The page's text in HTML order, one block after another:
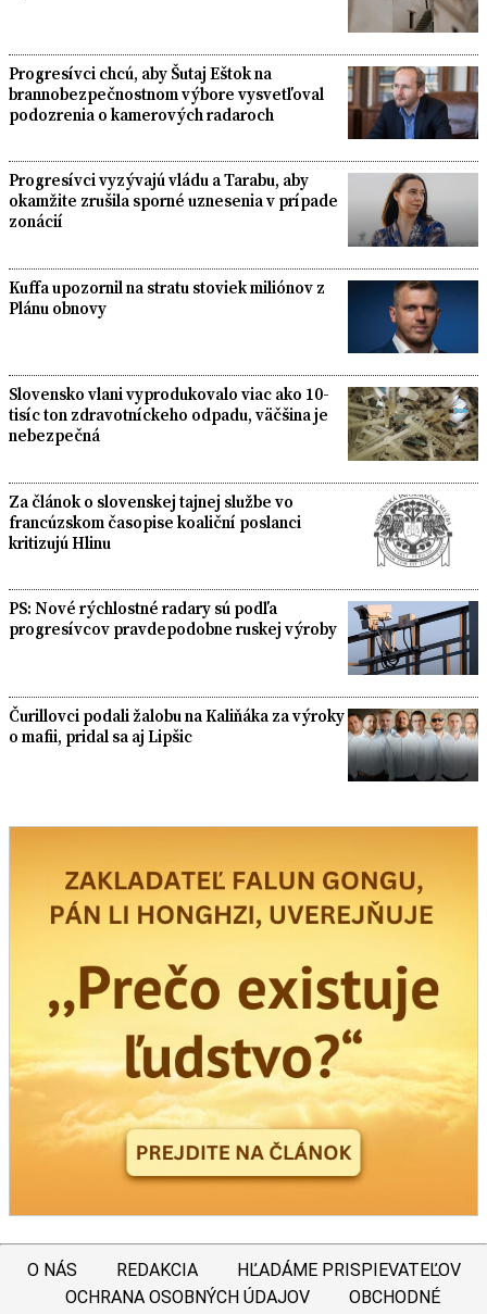
Progresívci chcú, aby Šutaj Eštok na
brannobezpečnostnom výbore vysvetľoval
podozrenia o kamerových radaroch
Progresívci vyzývajú vládu a Tarabu, aby
okamžite zrušila sporné uznesenia v prípade
zonácií
Kuffa upozornil na stratu stoviek miliónov z
Plánu obnovy
Slovensko vlani vyprodukovalo viac ako 10-
tisíc ton zdravotníckeho odpadu, väčšina je
nebezpečná
Za článok o slovenskej tajnej službe vo
francúzskom časopise koaliční poslanci
kritizujú Hlinu
PS: Nové rýchlostné radary sú podľa
progresívcov pravdepodobne ruskej výroby
Čurillovci podali žalobu na Kaliňáka za výroky
o mafii, pridal sa aj Lipšic
O NÁS REDAKCIA
HĽADÁME PRISPIEVATEĽOV
OCHRANA OSOBNÝCH ÚDAJOV
OBCHODNÉ